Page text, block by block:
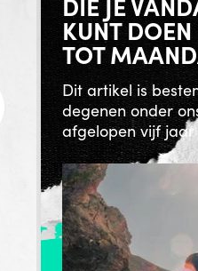
KUNT
TOT
Dit artikel is
degenen onder
afgelopen vijf jaar